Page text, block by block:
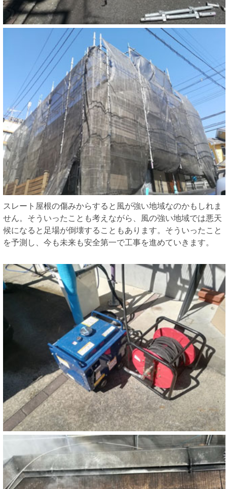
スレート屋根の傷みからすると風が強い地域なのかもしれま
せん。そういったことも考えながら、風の強い地域では悪天
候になると足場が倒壊することもあります。そういったこと
を予測し、今も未来も安全第一で工事を進めていきます。